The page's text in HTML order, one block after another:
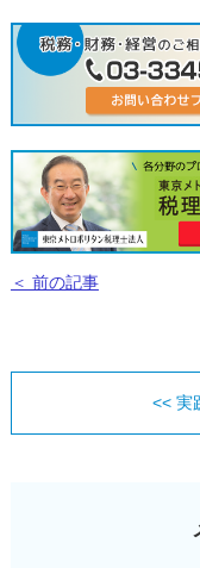
＜ 前の記事
<< 実